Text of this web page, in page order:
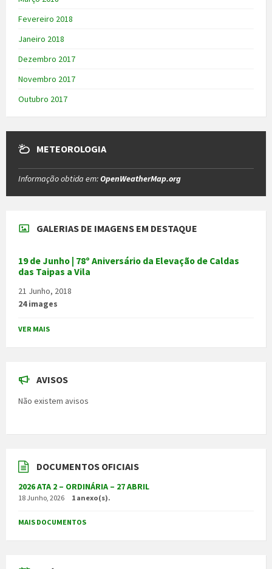
Fevereiro 2018
Janeiro 2018
Dezembro 2017
Novembro 2017
Outubro 2017
METEOROLOGIA
Informação obtida em:OpenWeatherMap.org
GALERIAS DE IMAGENS EM DESTAQUE
19 de Junho | 78º Aniversário da Elevação de Caldas
das Taipas a Vila
21 Junho, 2018
24 images
VER MAIS
AVISOS
Não existem avisos
DOCUMENTOS OFICIAIS
2026 ATA 2 – ORDINÁRIA – 27 ABRIL
18 Junho, 2026 1 anexo(s).
MAIS DOCUMENTOS